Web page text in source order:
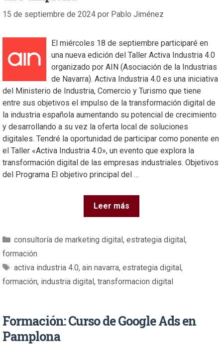
15 de septiembre de 2024 por Pablo Jiménez
El miércoles 18 de septiembre participaré en
una nueva edición del Taller Activa Industria 4.0
organizado por AIN (Asociación de la Industrias
de Navarra). Activa Industria 4.0 es una iniciativa
del Ministerio de Industria, Comercio y Turismo que tiene
entre sus objetivos el impulso de la transformación digital de
la industria española aumentando su potencial de crecimiento
y desarrollando a su vez la oferta local de soluciones
digitales. Tendré la oportunidad de participar como ponente en
el Taller «Activa Industria 4.0», un evento que explora la
transformación digital de las empresas industriales. Objetivos
del Programa El objetivo principal del …
Leer más
consultoría de marketing digital, estrategia digital,
formación
activa industria 4.0, ain navarra, estrategia digital,
formación, industria digital, transformacion digital
Formación: Curso de Google Ads en
Pamplona